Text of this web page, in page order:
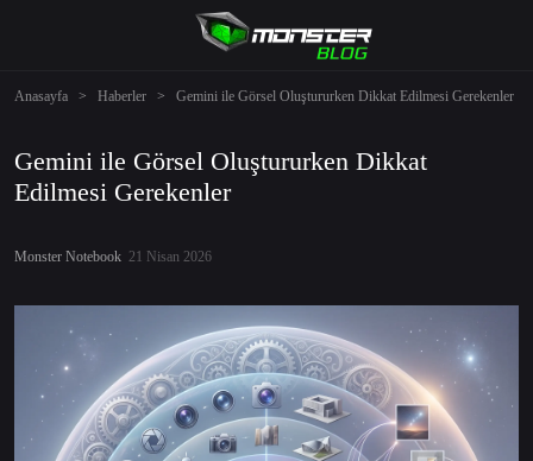
Anasayfa > Haberler > Gemini ile Görsel Oluştururken Dikkat Edilmesi Gerekenler
Gemini ile Görsel Oluştururken Dikkat
Edilmesi Gerekenler
Monster Notebook 21 Nisan 2026